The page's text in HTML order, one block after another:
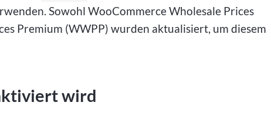
Sowohl WooCommerce Wholesale Prices
Premium (WWPP) wurden aktualisiert, um diesem
wird